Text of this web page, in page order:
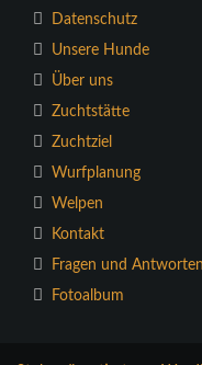
Datenschutz
Unsere Hunde
Über uns
Zuchtstätte
Zuchtziel
Wurfplanung
Welpen
Kontakt
Fragen und Antworten
Fotoalbum